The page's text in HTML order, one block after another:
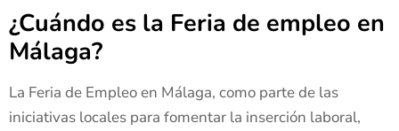
¿Cuándo es la Feria de empleo en
Málaga?
La Feria de Empleo en Málaga, como parte de las
iniciativas locales para fomentar la inserción laboral,